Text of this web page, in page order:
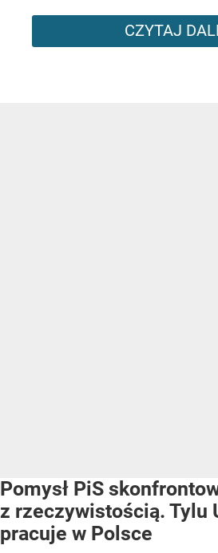
CZYTAJ
Pomysł PiS
z rzeczywistością. Tylu
pracuje w Polsce